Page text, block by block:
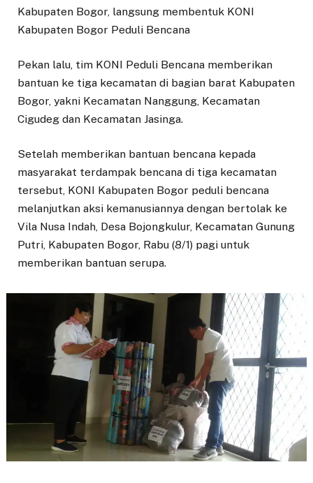
Kabupaten Bogor, langsung membentuk KONI
Kabupaten Bogor Peduli Bencana
Pekan lalu, tim KONI Peduli Bencana memberikan
bantuan ke tiga kecamatan di bagian barat Kabupaten
Bogor, yakni Kecamatan Nanggung, Kecamatan
Cigudeg dan Kecamatan Jasinga.
Setelah memberikan bantuan bencana kepada
masyarakat terdampak bencana di tiga kecamatan
tersebut, KONI Kabupaten Bogor peduli bencana
melanjutkan aksi kemanusiannya dengan bertolak ke
Vila Nusa Indah, Desa Bojongkulur, Kecamatan Gunung
Putri, Kabupaten Bogor, Rabu (8/1) pagi untuk
memberikan bantuan serupa.